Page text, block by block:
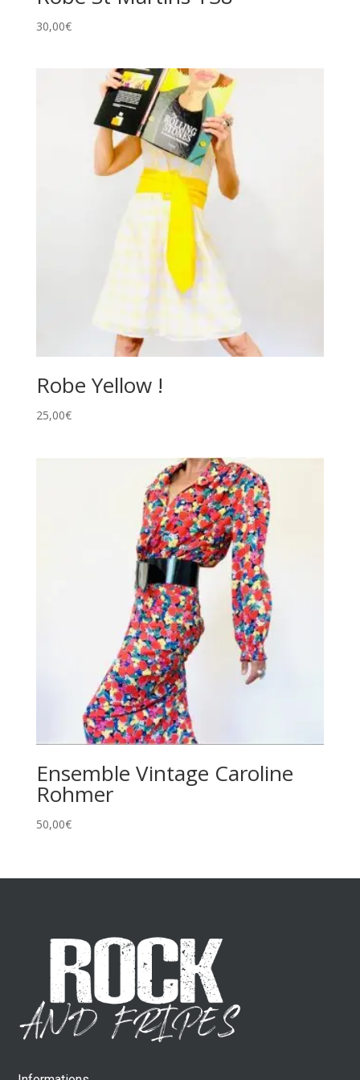
30,00€
Robe Yellow !
25,00€
Ensemble Vintage Caroline
Rohmer
50,00€